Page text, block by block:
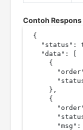
Contoh Respons
{
"status":
  "data": [
    {
    },
    {
"msg":